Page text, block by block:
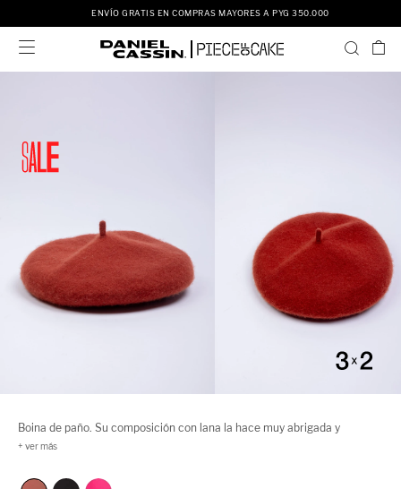
ENVÍO GRATIS EN COMPRAS MAYORES A PYG 350.000

Boina de paño. Su composición con lana la hace muy abrigada y
perfecta para el invierno.